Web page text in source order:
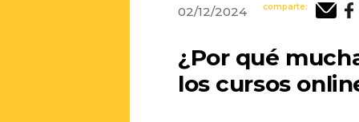
02/12/2024 comparte:
¿Por qué
los cursos